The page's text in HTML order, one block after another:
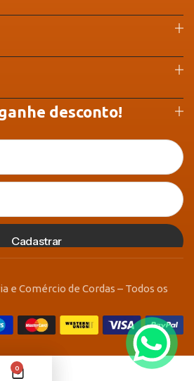
desconto!
Cadastrar
e Comércio de Cordas – Todos os
0